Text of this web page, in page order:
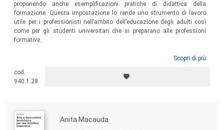
proponendo anche esemplificazioni pratiche di didattica della
formazione. Questa impostazione lo rende uno strumento di lavoro
utile per i professionisti nell’ambito dell’educazione degli adulti così
come per gli studenti universitari che si preparano alle professioni
formative.
Scopri di più
cod.
940.1.28
Anita Macauda